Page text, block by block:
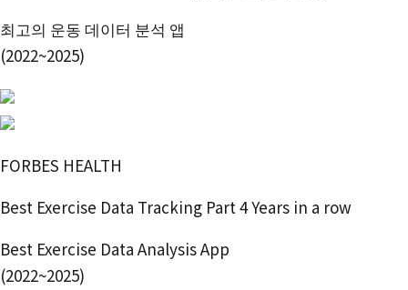
최고의 운동 데이터 분석 앱
(2022~2025)
FORBES HEALTH
Best Exercise Data Tracking Part 4 Years in a row
Best Exercise Data Analysis App
(2022~2025)